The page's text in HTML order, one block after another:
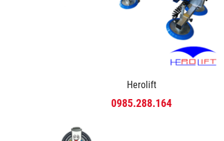
Herolift
0985.288.164